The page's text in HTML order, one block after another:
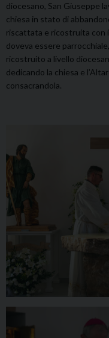
diocesano, San Giuseppe
chiesa in stato di
riscattata e ricostruita con
doveva essere
ricostruito a livello
dedicando la chiesa e
consacrandola.